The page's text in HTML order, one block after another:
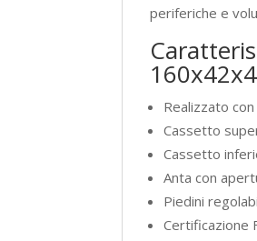
periferiche e
Realizzato
Cassetto
Cassetto
Anta con
Piedini
Certificazione